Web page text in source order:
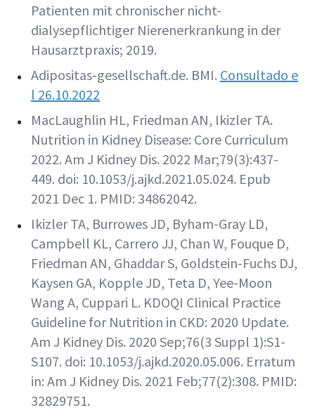
Patienten mit chronischer nicht-
dialysepflichtiger Nierenerkrankung in der
Hausarztpraxis; 2019.
Adipositas-gesellschaft.de. BMI. Consultado e
l 26.10.2022
MacLaughlin HL, Friedman AN, Ikizler TA.
Nutrition in Kidney Disease: Core Curriculum
2022. Am J Kidney Dis. 2022 Mar;79(3):437-
449. doi: 10.1053/j.ajkd.2021.05.024. Epub
2021 Dec 1. PMID: 34862042.
Ikizler TA, Burrowes JD, Byham-Gray LD,
Campbell KL, Carrero JJ, Chan W, Fouque D,
Friedman AN, Ghaddar S, Goldstein-Fuchs DJ,
Kaysen GA, Kopple JD, Teta D, Yee-Moon
Wang A, Cuppari L. KDOQI Clinical Practice
Guideline for Nutrition in CKD: 2020 Update.
Am J Kidney Dis. 2020 Sep;76(3 Suppl 1):S1-
S107. doi: 10.1053/j.ajkd.2020.05.006. Erratum
in: Am J Kidney Dis. 2021 Feb;77(2):308. PMID:
32829751.